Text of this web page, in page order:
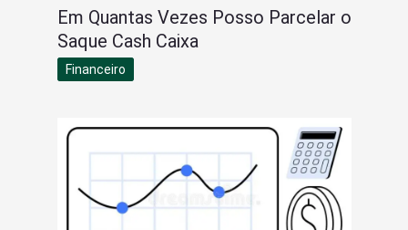
Em Quantas Vezes Posso Parcelar o
Saque Cash Caixa
Financeiro